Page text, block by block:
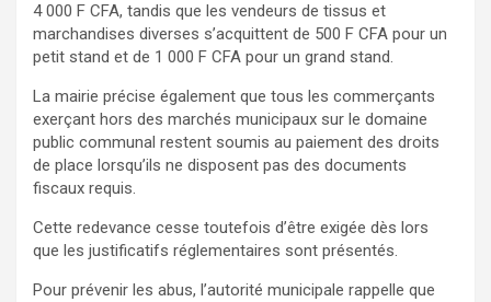
4 000 F CFA, tandis que les vendeurs de tissus et
marchandises diverses s’acquittent de 500 F CFA pour un
petit stand et de 1 000 F CFA pour un grand stand.
La mairie précise également que tous les commerçants
exerçant hors des marchés municipaux sur le domaine
public communal restent soumis au paiement des droits
de place lorsqu’ils ne disposent pas des documents
fiscaux requis.
Cette redevance cesse toutefois d’être exigée dès lors
que les justificatifs réglementaires sont présentés.
Pour prévenir les abus, l’autorité municipale rappelle que